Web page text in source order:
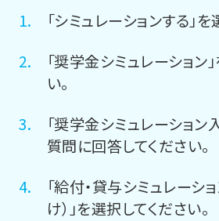
「シミュレーションする」
「奨学金シミュレーション
い。
「奨学金シミュレーション
質問に回答してください。
「給付・貸与シミュレーシ
け）」を選択してください。